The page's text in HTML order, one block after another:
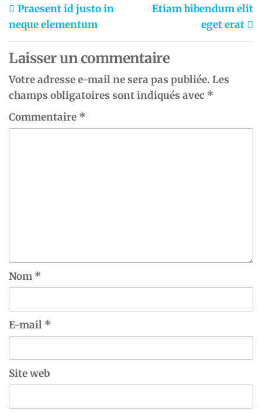
Praesent id justo in
neque elementum
Etiam bibendum elit
eget erat
Laisser un commentaire
Votre adresse e-mail ne sera pas publiée. Les
champs obligatoires sont indiqués avec *
Commentaire *
Nom *
E-mail *
Site web